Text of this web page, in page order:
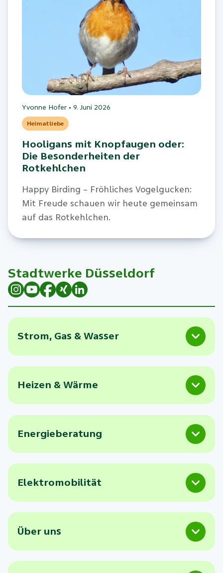
Yvonne Hofer• 9. Juni 2026
Heimatliebe
Hooligans mit Knopfaugen oder:
Die Besonderheiten der
Rotkehlchen
Happy Birding – Fröhliches Vogelgucken:
Mit Freude schauen wir heute gemeinsam
auf das Rotkehlchen.
Stadtwerke Düsseldorf
Strom, Gas & Wasser
Heizen & Wärme
Energieberatung
Elektromobilität
Über uns